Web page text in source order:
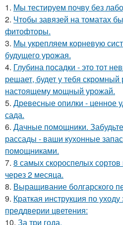
1. Мы тестируем почву без
2. Чтобы завязей на томатах
фитофторы.
3. Мы укрепляем корневую
будущего урожая.
4. Глубина посадки - это тот
решает, будет у тебя скромный
настоящему мощный урожай.
5. Древесные опилки - ценное
сада.
6. Дачные помощники.
рассады - ваши кухонные
помощниками.
7. 8 самых скороспелых
через 2 месяца.
8. Выращивание болгарского
9. Краткая инструкция по
преддверии цветения:
10. За три года.